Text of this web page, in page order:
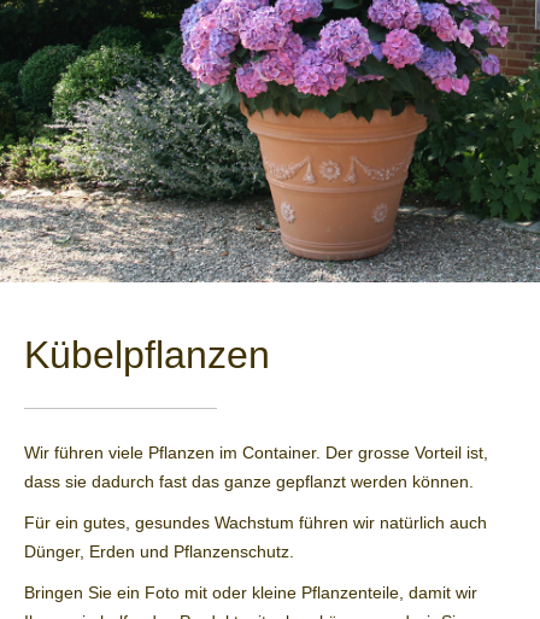
Kübel­pflanzen
Wir führen viele Pflanzen im Container. Der grosse Vorteil ist,
dass sie dadurch fast das ganze gepflanzt werden können.
Für ein gutes, gesundes Wachstum führen wir natürlich auch
Dünger, Erden und Pflanzenschutz.
Bringen Sie ein Foto mit oder kleine Pflanzenteile, damit wir